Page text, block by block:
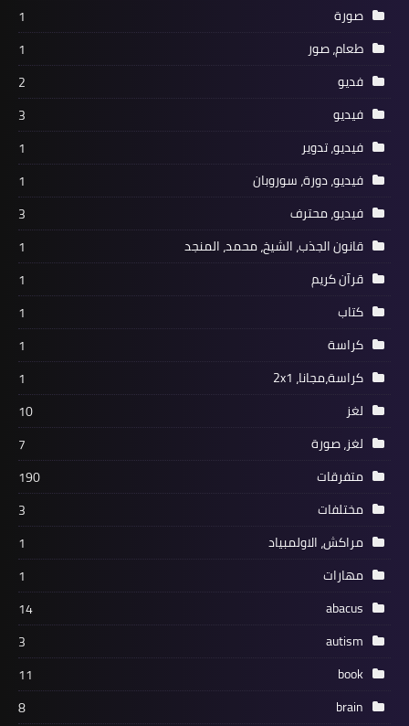
صورة
1
طعام، صور
1
فديو
2
فيديو
3
فيديو، تدوير
1
فيديو، دورة، سوروبان
1
فيديو، محترف
3
قانون الجذب، الشيخ، محمد، المنجد
1
قرآن كريم
1
كتاب
1
كراسة
1
كراسة،مجانا، 2x1
1
لغز
10
لغز، صورة
7
متفرقات
190
مختلفات
3
مراكش، الاولمبياد
1
مهارات
1
abacus
14
autism
3
book
11
brain
8